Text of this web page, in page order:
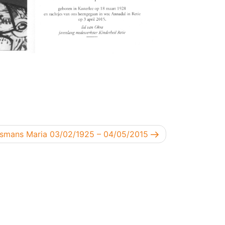
bericht
Maria 03/02/1925 – 04/05/2015